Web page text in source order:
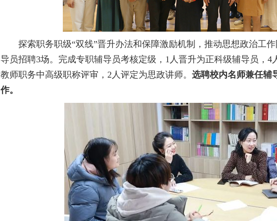
探索职务职级“双线”晋升办法和保障激励机制，推动思想政治工
导员招聘3场。完成专职辅导员考核定级，1人晋升为正科级辅导员，
教师职务中高级职称评审，2人评定为思政讲师。 选聘校内名师兼任辅
作。